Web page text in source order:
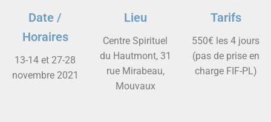
Date /
Horaires
13-14 et 27-28
novembre 2021
Lieu
Centre Spirituel
du Hautmont, 31
rue Mirabeau,
Mouvaux
Tarifs
550€ les 4 jours
(pas de prise en
charge FIF-PL)